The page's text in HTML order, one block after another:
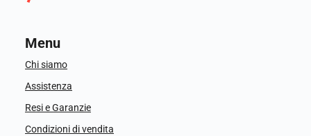
Menu
Chi siamo
Assistenza
Resi e Garanzie
Condizioni di vendita